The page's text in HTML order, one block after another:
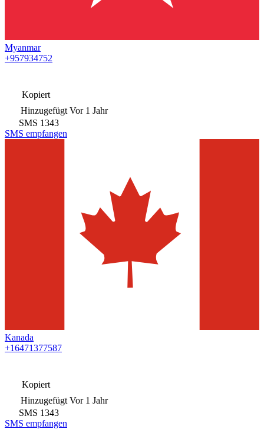
Myanmar
+957934752
Kopiert
Hinzugefügt Vor 1 Jahr
SMS 1343
SMS empfangen
Kanada
+16471377587
Kopiert
Hinzugefügt Vor 1 Jahr
SMS 1343
SMS empfangen